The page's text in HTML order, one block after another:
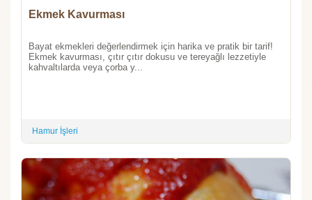
Ekmek Kavurması
Bayat ekmekleri değerlendirmek için harika ve pratik bir tarif!
Ekmek kavurması, çıtır çıtır dokusu ve tereyağlı lezzetiyle
kahvaltılarda veya çorba y...
Hamur İşleri